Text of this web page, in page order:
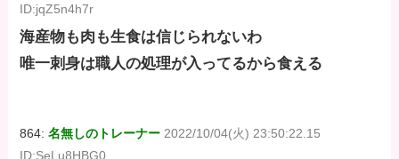
ID:jqZ5n4h7r
海産物も肉も生食は信じられないわ
唯一刺身は職人の処理が入ってるから食える
864:名無しのトレーナー 2022/10/04(火) 23:50:22.15
ID:SeLu8HBG0